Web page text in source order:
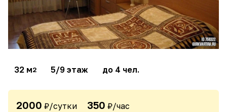
32 м2 5/9 этаж до 4 чел.
2000 ₽/сутки 350 ₽/час